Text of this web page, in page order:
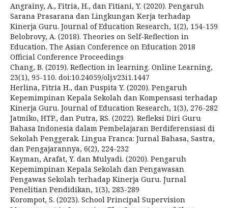
Angrainy, A., Fitria, H., dan Fitiani, Y. (2020). Pengaruh
Sarana Prasarana dan Lingkungan Kerja terhadap
Kinerja Guru. Journal of Education Research, 1(2), 154-159
Belobrovy, A. (2018). Theories on Self-Reflection in
Education. The Asian Conference on Education 2018
Official Conference Proceedings
Chang, B. (2019). Reflection in learning. Online Learning,
23(1), 95-110. doi:10.24059/olj.v23i1.1447
Herlina, Fitria H., dan Puspita Y. (2020). Pengaruh
Kepemimpinan Kepala Sekolah dan Kompensasi terhadap
Kinerja Guru. Journal of Education Research, 1(3), 276-282
Jatmiko, HTP., dan Putra, RS. (2022). Refleksi Diri Guru
Bahasa Indonesia dalam Pembelajaran Berdiferensiasi di
Sekolah Penggerak. Lingua Franca: Jurnal Bahasa, Sastra,
dan Pengajarannya, 6(2), 224-232
Kayman, Arafat, Y. dan Mulyadi. (2020). Pengaruh
Kepemimpinan Kepala Sekolah dan Pengawasan
Pengawas Sekolah terhadap Kinerja Guru. Jurnal
Penelitian Pendidikan, 1(3), 283-289
Korompot, S. (2023). School Principal Supervision